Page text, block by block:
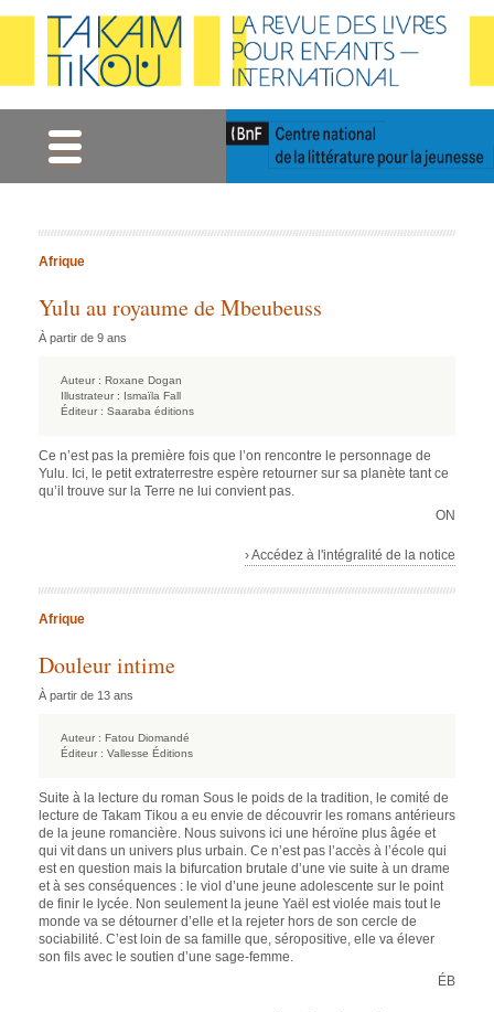
Afrique
Yulu au royaume de Mbeubeuss
À partir de 9 ans
Auteur : Roxane Dogan
Illustrateur : Ismaïla Fall
Éditeur : Saaraba éditions
Ce n’est pas la première fois que l’on rencontre le personnage de
Yulu. Ici, le petit extraterrestre espère retourner sur sa planète tant ce
qu’il trouve sur la Terre ne lui convient pas.
ON
› Accédez à l'intégralité de la notice
Afrique
Douleur intime
À partir de 13 ans
Auteur : Fatou Diomandé
Éditeur : Vallesse Éditions
Suite à la lecture du roman Sous le poids de la tradition, le comité de
lecture de Takam Tikou a eu envie de découvrir les romans antérieurs
de la jeune romancière. Nous suivons ici une héroïne plus âgée et
qui vit dans un univers plus urbain. Ce n’est pas l’accès à l’école qui
est en question mais la bifurcation brutale d’une vie suite à un drame
et à ses conséquences : le viol d’une jeune adolescente sur le point
de finir le lycée. Non seulement la jeune Yaël est violée mais tout le
monde va se détourner d’elle et la rejeter hors de son cercle de
sociabilité. C’est loin de sa famille que, séropositive, elle va élever
son fils avec le soutien d’une sage-femme.
ÉB